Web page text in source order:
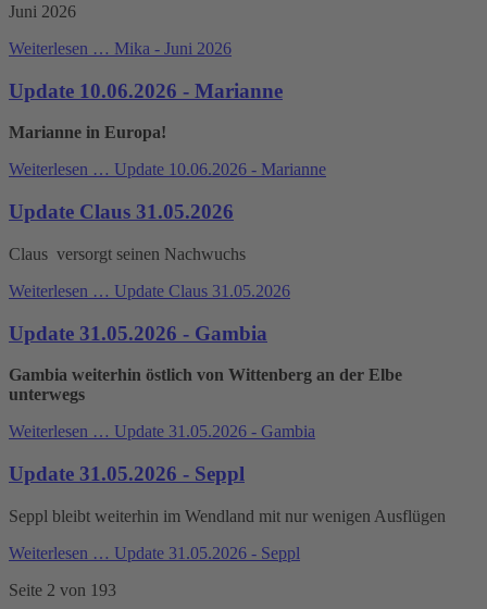
Juni 2026
Weiterlesen … Mika - Juni 2026
Update 10.06.2026 - Marianne
Marianne in Europa!
Weiterlesen … Update 10.06.2026 - Marianne
Update Claus 31.05.2026
Claus versorgt seinen Nachwuchs
Weiterlesen … Update Claus 31.05.2026
Update 31.05.2026 - Gambia
Gambia weiterhin östlich von Wittenberg an der Elbe
unterwegs
Weiterlesen … Update 31.05.2026 - Gambia
Update 31.05.2026 - Seppl
Seppl bleibt weiterhin im Wendland mit nur wenigen Ausflügen
Weiterlesen … Update 31.05.2026 - Seppl
Seite 2 von 193